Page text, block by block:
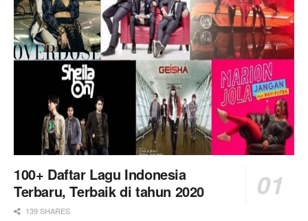
100+ Daftar Lagu Indonesia
Terbaru, Terbaik di tahun 2020
139 SHARES